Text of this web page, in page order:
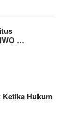
…
Ketika Hukum